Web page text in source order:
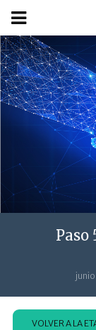
Paso
VOLVER A LA